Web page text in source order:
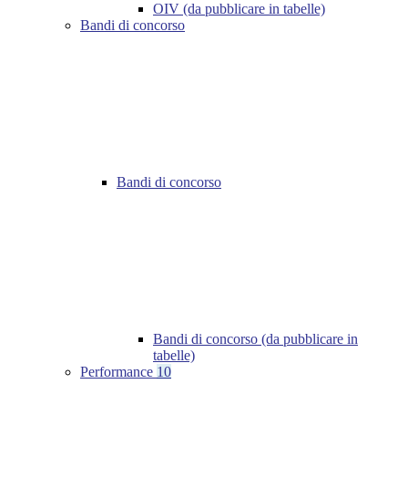
OIV (da pubblicare in tabelle)
Bandi di concorso
Bandi di concorso
Bandi di concorso (da pubblicare in
tabelle)
Performance 10